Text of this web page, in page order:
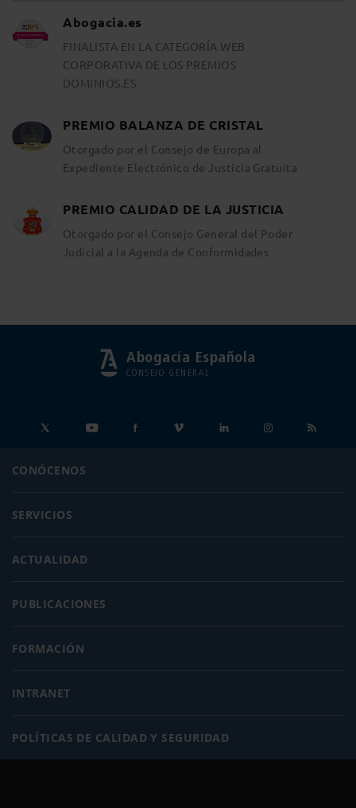
Abogacia.es
FINALISTA EN LA CATEGORÍA WEB
CORPORATIVA DE LOS PREMIOS
DOMINIOS.ES
PREMIO BALANZA DE CRISTAL
Otorgado por el Consejo de Europa al
Expediente Electrónico de Justicia Gratuita
PREMIO CALIDAD DE LA JUSTICIA
Otorgado por el Consejo General del Poder
Judicial a la Agenda de Conformidades
Abogacía Española
CONSEJO GENERAL
CONÓCENOS
SERVICIOS
ACTUALIDAD
PUBLICACIONES
FORMACIÓN
INTRANET
POLÍTICAS DE CALIDAD Y SEGURIDAD